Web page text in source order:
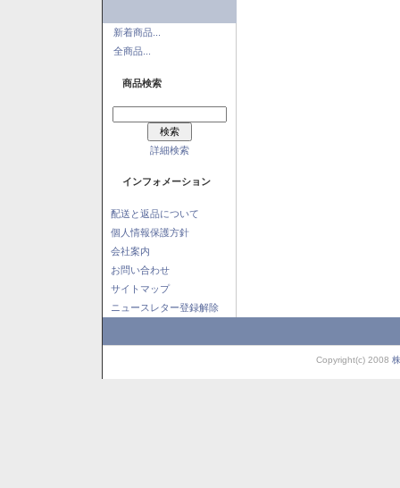
新着商品...
全商品...
商品検索
詳細検索
インフォメーション
配送と返品について
個人情報保護方針
会社案内
お問い合わせ
サイトマップ
ニュースレター登録解除
Copyright(c) 2008